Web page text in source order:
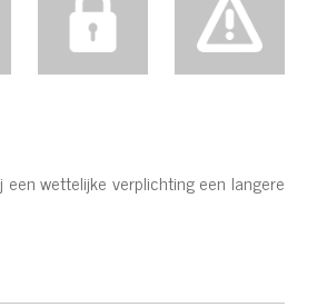
wettelijke verplichting een langere